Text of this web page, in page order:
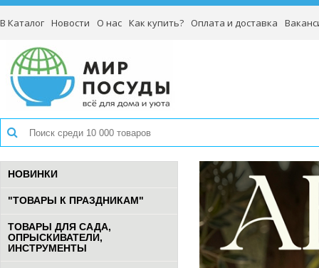
В Каталог Новости О нас Как купить? Оплата и доставка
НОВИНКИ
"ТОВАРЫ К ПРАЗДНИКАМ"
ТОВАРЫ ДЛЯ САДА,
ОПРЫСКИВАТЕЛИ,
ИНСТРУМЕНТЫ